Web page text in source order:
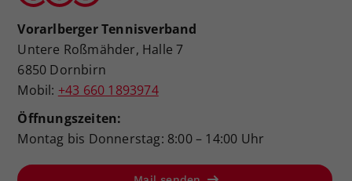
Vorarlberger Tennisverband
Untere Roßmähder, Halle 7
6850 Dornbirn
Mobil: +43 660 1893974
Öffnungszeiten:
Montag bis Donnerstag: 8:00 – 14:00 Uhr